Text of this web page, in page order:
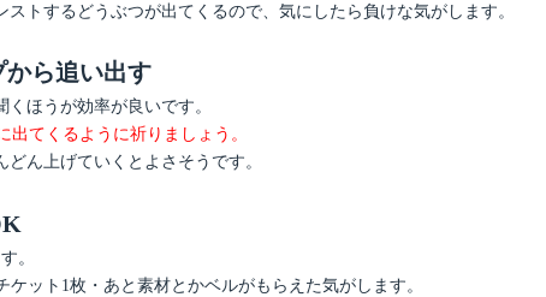
トするどうぶつが出てくるので、気にしたら負けな気がします。
から追い出す
ほうが効率が良いです。
てくるように祈りましょう。
ん上げていくとよさそうです。
。
ット1枚・あと素材とかベルがもらえた気がします。